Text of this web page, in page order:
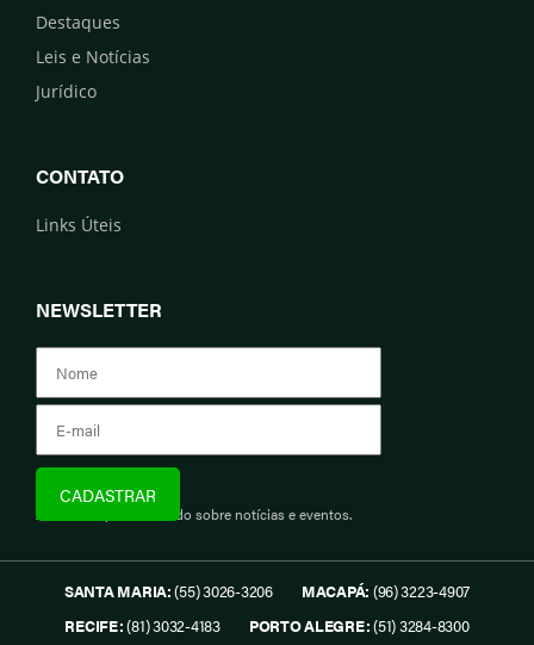
Destaques
Leis e Notícias
Jurídico
CONTATO
Links Úteis
NEWSLETTER
Assine e fique informado sobre notícias e eventos.
SANTA MARIA:(55) 3026-3206 MACAPÁ: (96) 3223-4907
RECIFE:(81) 3032-4183 PORTO ALEGRE:(51) 3284-8300